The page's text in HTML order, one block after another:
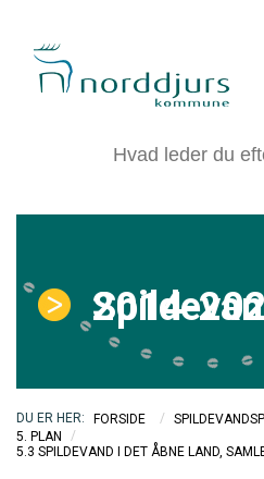
Spildevandsplan 2014-
FORSIDE /
5. PLAN
/
5.3 SPILDEVAND I DET ÅBNE LAND,